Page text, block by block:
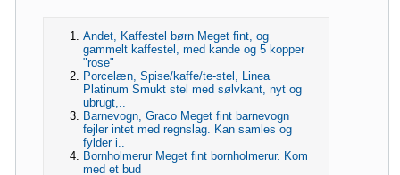
Andet, Kaffestel børn Meget fint, og
gammelt kaffestel, med kande og 5 kopper
"rose"
Porcelæn, Spise/kaffe/te-stel, Linea
Platinum Smukt stel med sølvkant, nyt og
ubrugt,..
Barnevogn, Graco Meget fint barnevogn
fejler intet med regnslag. Kan samles og
fylder i..
Bornholmerur Meget fint bornholmerur. Kom
med et bud